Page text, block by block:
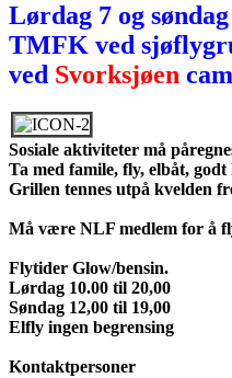
Lørdag 7 og
TMFK ved
ved Svorksjøen
Sosiale aktiviteter må
Ta med famile, fly, elbåt,
Grillen tennes utpå kvelden
Må være NLF medlem for å
Flytider Glow/bensin.
Lørdag 10.00 til 20,00
Søndag 12,00 til 19,00
Elfly ingen begrensing
Kontaktpersoner